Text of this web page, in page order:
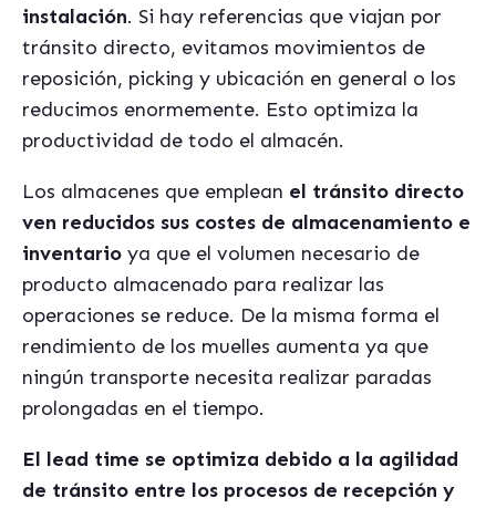
instalación. Si hay referencias que viajan por
tránsito directo, evitamos movimientos de
reposición, picking y ubicación en general o los
reducimos enormemente. Esto optimiza la
productividad de todo el almacén.
Los almacenes que emplean el tránsito directo
ven reducidos sus costes de almacenamiento e
inventario ya que el volumen necesario de
producto almacenado para realizar las
operaciones se reduce. De la misma forma el
rendimiento de los muelles aumenta ya que
ningún transporte necesita realizar paradas
prolongadas en el tiempo.
El lead time se optimiza debido a la agilidad
de tránsito entre los procesos de recepción y